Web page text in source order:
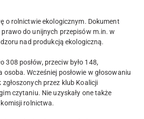
o rolnictwie ekologicznym. Dokument
do unijnych przepisów m.in. w
nad produkcją ekologiczną.
308 posłów, przeciw było 148,
osoba. Wcześniej posłowie w głosowaniu
przez klub Koalicji
czytaniu. Nie uzyskały one także
rolnictwa.